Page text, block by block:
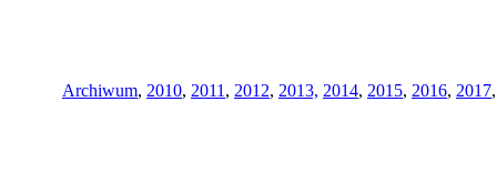
Archiwum, 2010, 2011 , 2012, 2013, 2014, 2015, 2016, 2017